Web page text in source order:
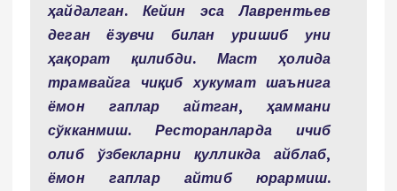
ҳайдалган. Кейин эса Лаврентьев
деган ёзувчи билан уришиб уни
ҳақорат қилибди. Маст ҳолида
трамвайга чиқиб хукумат шаънига
ёмон гаплар айтган, ҳаммани
сўкканмиш. Ресторанларда ичиб
олиб ўзбекларни қулликда айблаб,
ёмон гаплар айтиб юрармиш.